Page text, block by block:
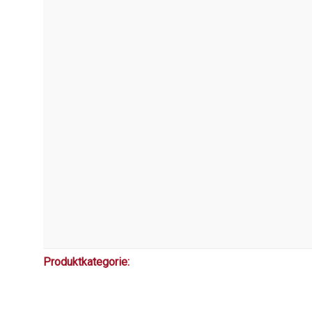
Produktkategorie: